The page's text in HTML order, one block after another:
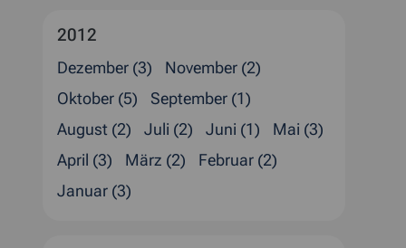
2012
Dezember (3)
November (2)
Oktober (5)
September (1)
August (2)
Juli (2) Juni (1)
Mai (3)
April (3)
März (2)
Februar (2)
Januar (3)